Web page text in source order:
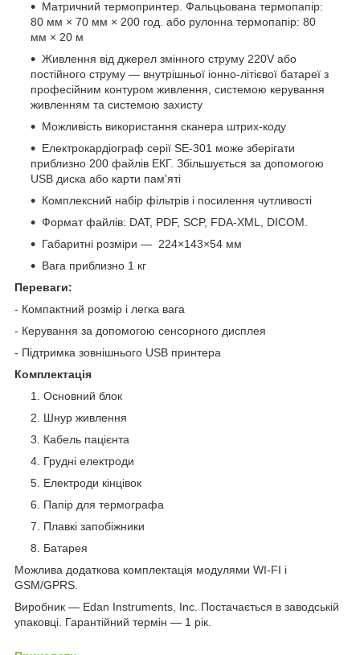
Матричний термопринтер. Фальцьована термопапір:
80 мм × 70 мм × 200 год. або рулонна термопапір: 80
мм × 20 м
Живлення від джерел змінного струму 220V або
постійного струму — внутрішньої іонно-літієвої батареї з
професійним контуром живлення, системою керування
живленням та системою захисту
Можливість використання сканера штрих-коду
Електрокардіограф серії SE-301 може зберігати
приблизно 200 файлів ЕКГ. Збільшується за допомогою
USB диска або карти пам'яті
Комплексний набір фільтрів і посилення чутливості
Формат файлів: DAT, PDF, SCP, FDA-XML, DICOM.
Габаритні розміри — 224×143×54 мм
Вага приблизно 1 кг
Переваги:
- Компактний розмір і легка вага
- Керування за допомогою сенсорного дисплея
- Підтримка зовнішнього USB принтера
Комплектація
Основний блок
Шнур живлення
Кабель пацієнта
Грудні електроди
Електроди кінцівок
Папір для термографа
Плавкі запобіжники
Батарея
Можлива додаткова комплектація модулями WI-FI і
GSM/GPRS.
Виробник — Edan Instruments, Inc. Постачається в заводській
упаковці. Гарантійний термін — 1 рік.